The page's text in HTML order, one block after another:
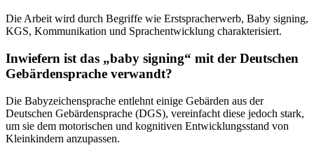
Die Arbeit wird durch Begriffe wie Erstspracherwerb, Baby signing,
KGS, Kommunikation und Sprachentwicklung charakterisiert.
Inwiefern ist das „baby signing“ mit der Deutschen
Gebärdensprache verwandt?
Die Babyzeichensprache entlehnt einige Gebärden aus der
Deutschen Gebärdensprache (DGS), vereinfacht diese jedoch stark,
um sie dem motorischen und kognitiven Entwicklungsstand von
Kleinkindern anzupassen.